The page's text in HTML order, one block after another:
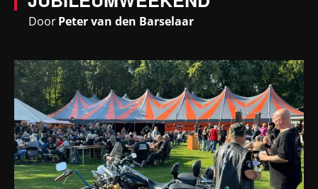
DoorPeter van den Barselaar